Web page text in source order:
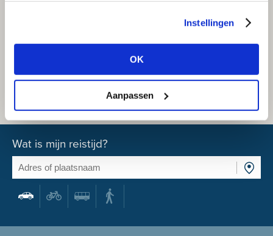
Instellingen
OK
Aanpassen
Wat is mijn reistijd?